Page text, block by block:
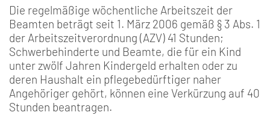
Die regelmäßige wöchentliche Arbeitszeit der
Beamten beträgt seit 1. März 2006 gemäß § 3 Abs. 1
der Arbeitszeitverordnung (AZV) 41 Stunden;
Schwerbehinderte und Beamte, die für ein Kind
unter zwölf Jahren Kindergeld erhalten oder zu
deren Haushalt ein pflegebedürftiger naher
Angehöriger gehört, können eine Verkürzung auf 40
Stunden beantragen.